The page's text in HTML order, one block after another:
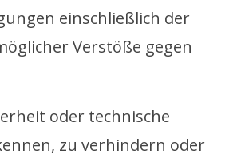
einschließlich der
Verstöße gegen
oder technische
zu verhindern oder